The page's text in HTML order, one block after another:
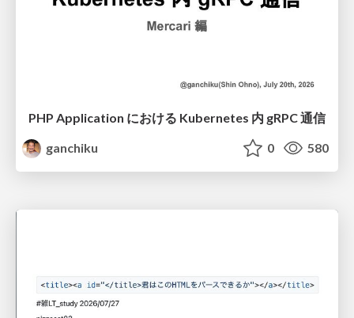
PHP Application における Kubernetes 内 gRPC 通信
ganchiku
0 580